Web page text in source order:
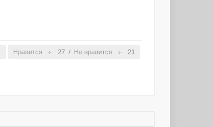
Нравится 27 / Не нравится 21